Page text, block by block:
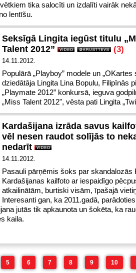
tika salocīti un izdalīti vairāk
lentīšu.
Seksīgā Lingita iegūst titulu
Talent 2012”
(3)
14.11.2012.
Populārā „Playboy” modele un „OKartes
dziedātāja Lingita Lina Bopulu, Filipīnās
„Playmate 2012” konkursā, ieguva
„Miss Talent 2012", vēsta pati Lingita
Kardašijana izrāda savus
vēl nesen raudot solījās to
nedarīt
14.11.2012.
Pasauli pārņēmis šoks par skandalozās
Kardašijanas kailfoto ar iespaidīgo
atkailinātām, burtiski visām, īpašajā
Interesanti gan, ka 2011.gadā,
jutās tik apkaunota un šokēta, ka
kaila.
5 6 7 8 9 10